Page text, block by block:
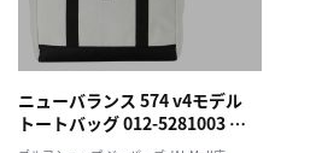
ニューバランス 574 v4モデル
トートバッグ 012-5281003 タ
ウンユース ゴルフ 旅行